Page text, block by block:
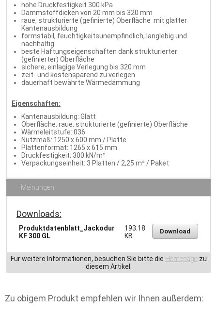
hohe Druckfestigkeit 300 kPa
Dämmstoffdicken von 20 mm bis 320 mm
raue, strukturierte (gefinierte) Oberfläche mit glatter
Kantenausbildung
formstabil, feuchtigkeitsunempfindlich, langlebig und
nachhaltig
beste Haftungseigenschaften dank strukturierter
(gefinierter) Oberfläche
sichere, einlagige Verlegung bis 320 mm
zeit- und kostensparend zu verlegen
dauerhaft bewährte Wärmedämmung
Eigenschaften:
Kantenausbildung: Glatt
Oberfläche: raue, strukturierte (gefinierte) Oberfläche
Wärmeleitstufe: 036
Nutzmaß: 1250 x 600 mm / Platte
Plattenformat: 1265 x 615 mm
Druckfestigkeit: 300 kN/m²
Verpackungseinheit: 3 Platten / 2,25 m² / Paket
Meinungen
Downloads:
Produktdatenblatt_Jackodur
KF 300 GL
193.18
KB
Download
Für weitere Informationen, besuchen Sie bitte die Homepagezu
diesem Artikel.
Zu obigem Produkt empfehlen wir Ihnen außerdem: